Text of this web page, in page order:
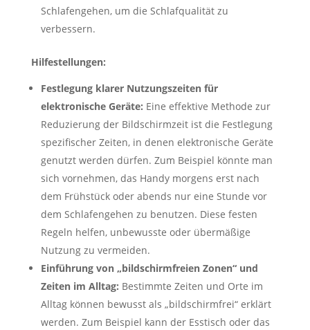
Schlafengehen, um die Schlafqualität zu
verbessern.
Hilfestellungen:
Festlegung klarer Nutzungszeiten für
elektronische Geräte: Eine effektive Methode zur
Reduzierung der Bildschirmzeit ist die Festlegung
spezifischer Zeiten, in denen elektronische Geräte
genutzt werden dürfen. Zum Beispiel könnte man
sich vornehmen, das Handy morgens erst nach
dem Frühstück oder abends nur eine Stunde vor
dem Schlafengehen zu benutzen. Diese festen
Regeln helfen, unbewusste oder übermäßige
Nutzung zu vermeiden.
Einführung von „bildschirmfreien Zonen“ und
Zeiten im Alltag: Bestimmte Zeiten und Orte im
Alltag können bewusst als „bildschirmfrei“ erklärt
werden. Zum Beispiel kann der Esstisch oder das